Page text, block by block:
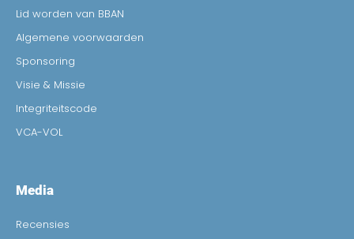
Lid worden van BBAN
Algemene voorwaarden
Sponsoring
Visie & Missie
Integriteitscode
VCA-VOL
Media
Recensies